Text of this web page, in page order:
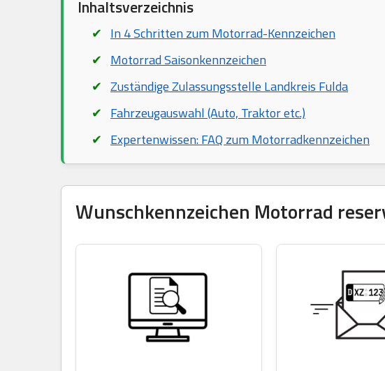
Inhaltsverzeichnis
In 4 Schritten zum Motorrad-Kennzeichen
Motorrad Saisonkennzeichen
Zuständige Zulassungsstelle Landkreis Fulda
Fahrzeugauswahl (Auto, Traktor etc.)
Expertenwissen: FAQ zum Motorradkennzeichen
Wunschkennzeichen Motorrad